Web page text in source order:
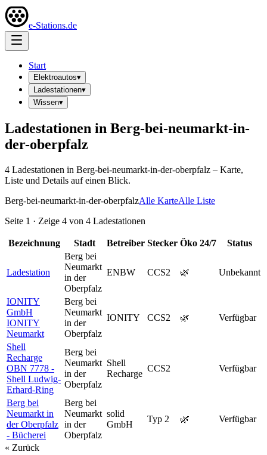
e-Stations.de
Start
Elektroautos▾
Ladestationen▾
Wissen▾
Ladestationen in Berg-bei-neumarkt-in-
der-oberpfalz
4 Ladestationen in Berg-bei-neumarkt-in-der-oberpfalz – Karte,
Liste und Details auf einen Blick.
Berg-bei-neumarkt-in-der-oberpfalzAlle KarteAlle Liste
Seite 1 · Zeige 4 von 4 Ladestationen
Bezeichnung Stadt Betreiber Stecker Öko 24/7 Status
Ladestation
Berg bei
Neumarkt
in der
Oberpfalz
ENBW CCS2 🌿 Unbekannt
IONITY
GmbH
IONITY
Neumarkt
Berg bei
Neumarkt
in der
Oberpfalz
IONITY CCS2 🌿 Verfügbar
Shell
Recharge
OBN 7778 -
Shell Ludwig-
Erhard-Ring
Berg bei
Neumarkt
in der
Oberpfalz
Shell
Recharge
CCS2 Verfügbar
Berg bei
Neumarkt in
der Oberpfalz
- Bücherei
Berg bei
Neumarkt
in der
Oberpfalz
solid
GmbH
Typ 2 🌿 Verfügbar
« Zurück